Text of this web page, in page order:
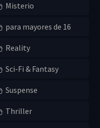
Misterio
para mayores de 16
Reality
Sci-Fi & Fantasy
Suspense
Thriller